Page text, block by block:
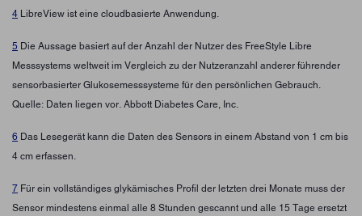
4 LibreView ist eine cloudbasierte Anwendung.
5 Die Aussage basiert auf der Anzahl der Nutzer des FreeStyle Libre
Messsystems weltweit im Vergleich zu der Nutzeranzahl anderer führender
sensorbasierter Glukosemesssysteme für den persönlichen Gebrauch.
Quelle: Daten liegen vor. Abbott Diabetes Care, Inc.
6 Das Lesegerät kann die Daten des Sensors in einem Abstand von 1 cm bis
4 cm erfassen.
7 Für ein vollständiges glykämisches Profil der letzten drei Monate muss der
Sensor mindestens einmal alle 8 Stunden gescannt und alle 15 Tage ersetzt